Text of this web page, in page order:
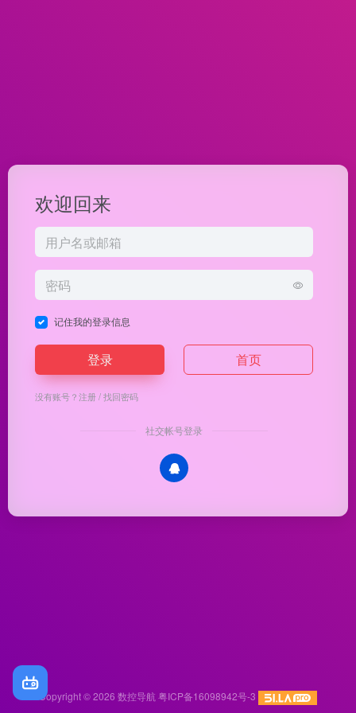
欢迎回来
记住我的登录信息
登录 首页
没有账号？注册/找回密码
社交帐号登录
Copyright © 2026 数控导航 粤ICP备16098942号-3